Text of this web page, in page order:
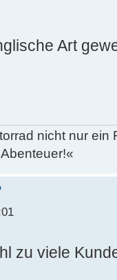
Art
nicht nur
zu viele